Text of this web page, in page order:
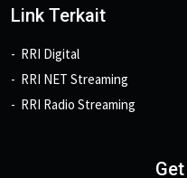
Link Terkait
RRI Digital
RRI NET Streaming
RRI Radio Streaming